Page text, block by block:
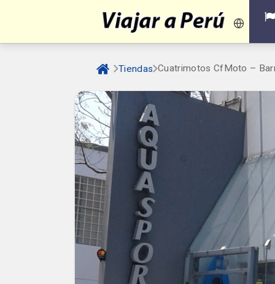
Tiendas Cuatrimotos CfMoto –